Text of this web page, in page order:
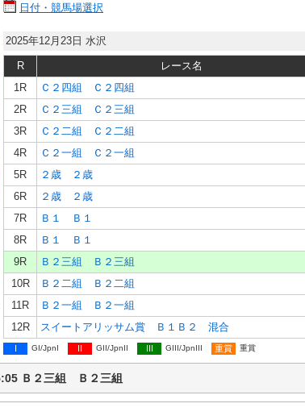
日付・競馬場選択
2025年12月23日 水沢
R
レース名
1R
Ｃ２四組 Ｃ２四組
2R
Ｃ２三組 Ｃ２三組
3R
Ｃ２二組 Ｃ２二組
4R
Ｃ２一組 Ｃ２一組
5R
２歳 ２歳
6R
２歳 ２歳
7R
Ｂ１ Ｂ１
8R
Ｂ１ Ｂ１
9R
Ｂ２三組 Ｂ２三組
10R
Ｂ２二組 Ｂ２二組
11R
Ｂ２一組 Ｂ２一組
12R
スイートアリッサム賞 Ｂ１Ｂ２ 混合
I GI/JpnI II GII/JpnII III GIII/JpnIII 重賞 重賞
Ｂ２三組 Ｂ２三組